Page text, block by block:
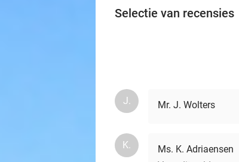
Selectie van recensies
J. Mr. J. Wolters
K.
Ms. K. Adriaensen